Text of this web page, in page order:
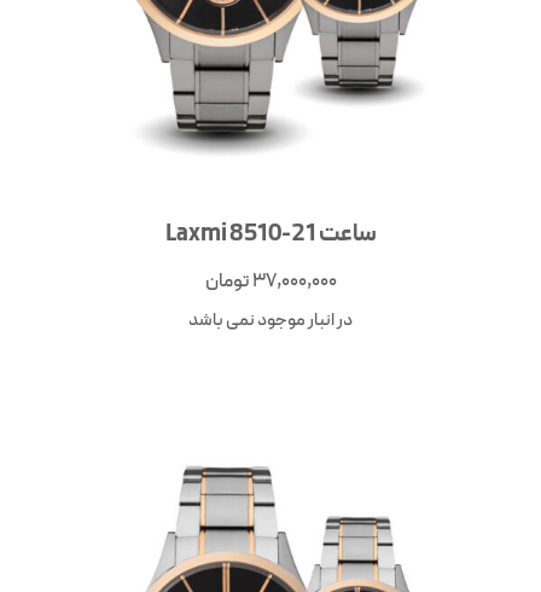
ساعت Laxmi 8510-21
37,000,000تومان
در انبار موجود نمی باشد